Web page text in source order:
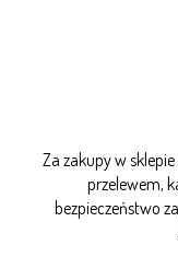
Za zakupy w
przelewem,
bezpieczeństwo